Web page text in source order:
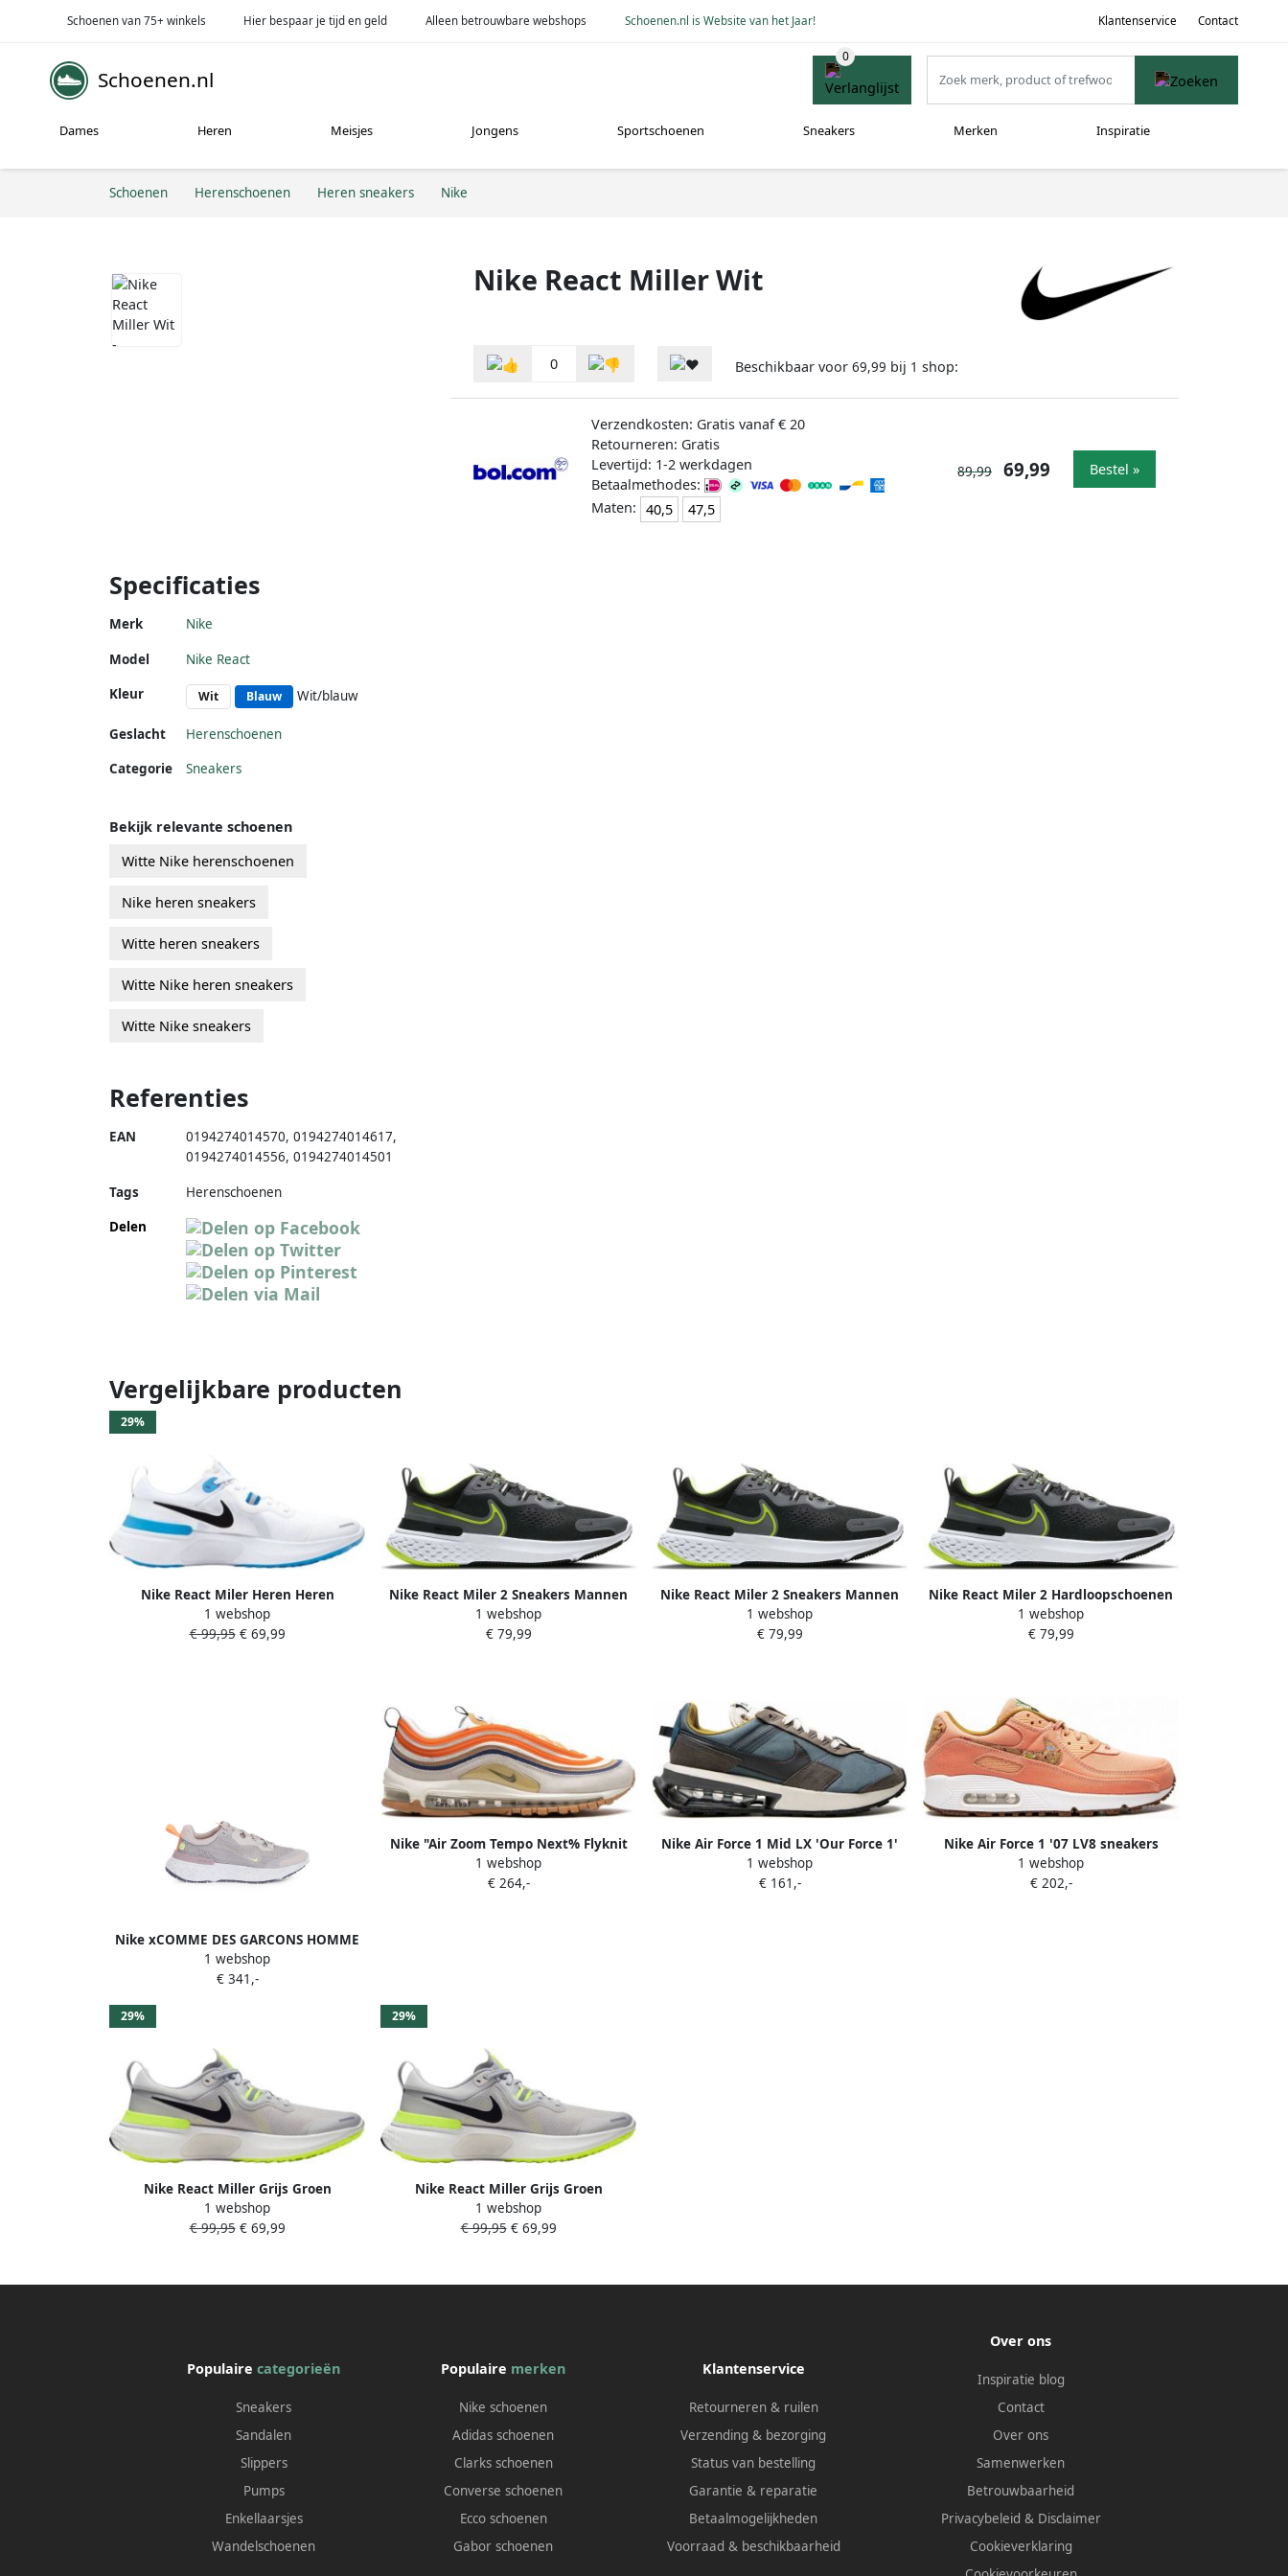
Schoenen van 75+ winkels Hier bespaar je tijd en geld Alleen betrouwbare webshops Schoenen.nl is Website van het Jaar! Klantenservice Contact
Schoenen.nl
Dames Heren Meisjes Jongens Sportschoenen Sneakers Merken Inspiratie
Schoenen Herenschoenen Heren sneakers Nike
Nike React Miller Wit
0 Beschikbaar voor 69,99 bij 1 shop:
Verzendkosten: Gratis vanaf € 20
Retourneren: Gratis
Levertijd: 1-2 werkdagen
Betaalmethodes:
Maten: 40,5 47,5
89,99 69,99 Bestel »
Specificaties
Merk Nike
Model
Nike React
Kleur
Wit Blauw Wit/blauw
Geslacht
Herenschoenen
Categorie
Sneakers
Bekijk relevante schoenen
Witte Nike herenschoenen
Nike heren sneakers
Witte heren sneakers
Witte Nike heren sneakers
Witte Nike sneakers
Referenties
EAN 0194274014570, 0194274014617,
0194274014556, 0194274014501
Tags
Herenschoenen
Delen
Vergelijkbare producten
29%
Nike React Miler Heren Heren
1 webshop
€ 99,95€ 69,99
Nike React Miler 2 Sneakers Mannen
Zwart Wit Groen
1 webshop
€ 79,99
Nike React Miler 2 Sneakers Mannen
Zwart Wit Groen
1 webshop
€ 79,99
Nike React Miler 2 Hardloopschoenen
voor heren(straat) Grijs
1 webshop
€ 79,99
Nike xCOMME DES GARCONS HOMME
PLUS Terminator high-top sneakers Wit
1 webshop
€ 341,-
Nike "Air Zoom Tempo Next% Flyknit
Total Orange sneakers" Oranje
1 webshop
€ 264,-
Nike Air Force 1 Mid LX 'Our Force 1'
sneakers Zwart
1 webshop
€ 161,-
Nike Air Force 1 '07 LV8 sneakers
Zwart
1 webshop
€ 202,-
29%
Nike React Miller Grijs Groen
1 webshop
€ 99,95€ 69,99
29%
Nike React Miller Grijs Groen
1 webshop
€ 99,95€ 69,99
Populairecategorieën
Sneakers
Sandalen
Slippers
Pumps
Enkellaarsjes
Wandelschoenen
Populaire merken
Nike schoenen
Adidas schoenen
Clarks schoenen
Converse schoenen
Ecco schoenen
Gabor schoenen
Klantenservice
Retourneren & ruilen
Verzending & bezorging
Status van bestelling
Garantie & reparatie
Betaalmogelijkheden
Voorraad & beschikbaarheid
Over ons
Inspiratie blog
Contact
Over ons
Samenwerken
Betrouwbaarheid
Privacybeleid & Disclaimer
Cookieverklaring